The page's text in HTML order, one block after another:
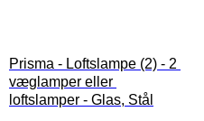
Prisma - Loftslampe (2) - 2
væglamper eller
loftslamper - Glas, Stål